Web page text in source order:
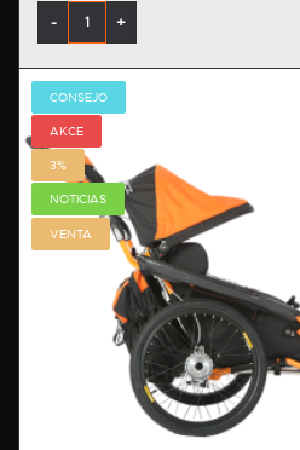
- +
CONSEJO
AKCE
3%
NOTICIAS
VENTA